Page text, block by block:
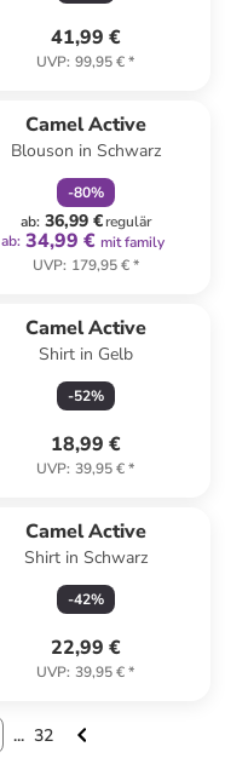
41,99 €
UVP: 99,95 €*
Camel Active
Blouson in Schwarz
-80%
ab: 36,99 €regulär
ab: 34,99 € mit family
UVP: 179,95 €*
Camel Active
Shirt in Gelb
-52%
18,99 €
UVP: 39,95 €*
Camel Active
Shirt in Schwarz
-42%
22,99 €
UVP: 39,95 €*
... 32